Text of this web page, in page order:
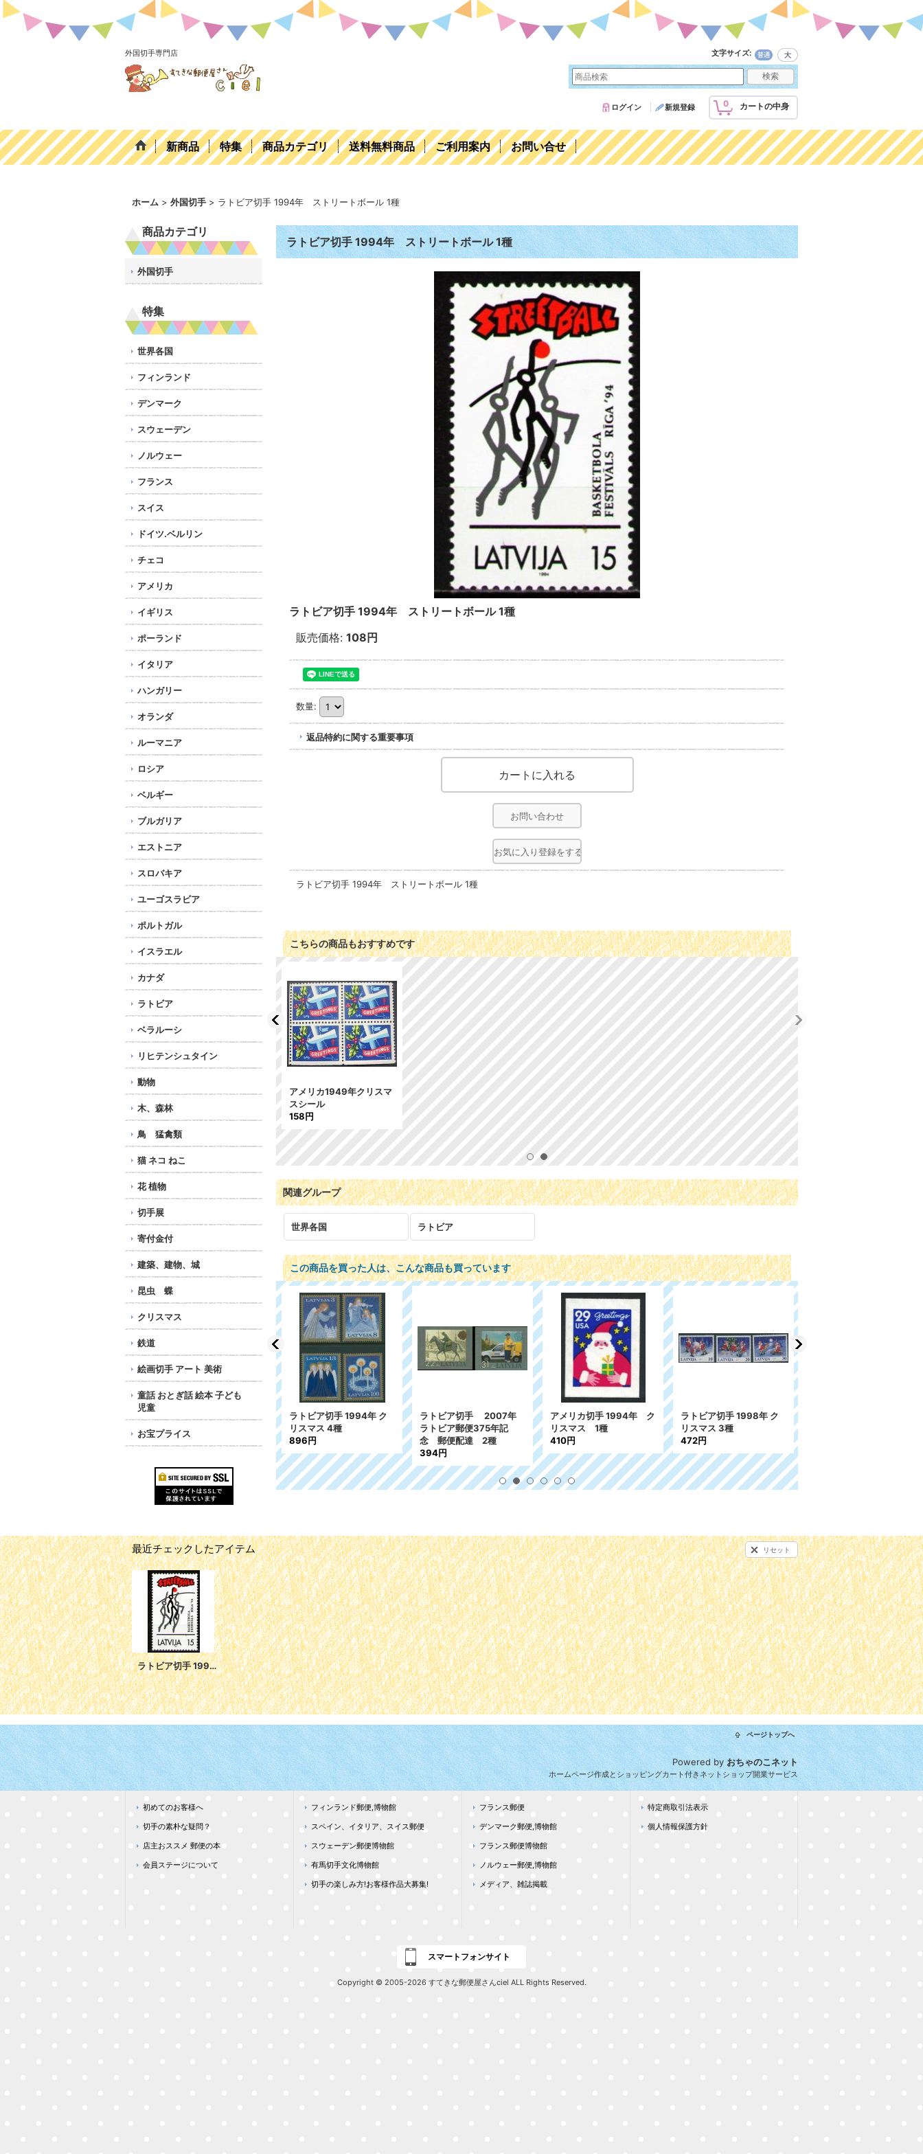
外国切手専門店 文字サイズ:
0 カートの中身
ログイン 新規登録
新商品 特集 商品カテゴリ 送料無料商品 ご利用案内 お問い合せ
ホーム > 外国切手 > ラトビア切手 1994年 ストリートボール 1種
商品カテゴリ
外国切手
特集
世界各国
フィンランド
デンマーク
スウェーデン
ノルウェー
フランス
スイス
ドイツ.ベルリン
チェコ
アメリカ
イギリス
ポーランド
イタリア
ハンガリー
オランダ
ルーマニア
ロシア
ベルギー
ブルガリア
エストニア
スロバキア
ユーゴスラビア
ポルトガル
イスラエル
カナダ
ラトビア
ベラルーシ
リヒテンシュタイン
動物
木、森林
鳥 猛禽類
猫 ネコ ねこ
花 植物
切手展
寄付金付
建築、建物、城
昆虫 蝶
クリスマス
鉄道
絵画切手 アート 美術
童話 おとぎ話 絵本 子ども
児童
お宝プライス
ラトビア切手 1994年 ストリートボール 1種
ラトビア切手 1994年 ストリートボール 1種
販売価格: 108円
数量:
返品特約に関する重要事項
お問い合わせ
お気に入り登録をする
ラトビア切手 1994年 ストリートボール 1種
こちらの商品もおすすめです
アメリカ 1940年 クリス
アメリカ1953年クリスマ
スシール
158円
アメリカ1949年クリスマ
スシール
158円
関連グループ
世界各国 ラトビア
この商品を買った人は、こんな商品も買っています
年 国際家族年 1種
122円
ラトビア切手 1994年 ク
リスマス 4種
896円
ラトビア切手 2007年
ラトビア郵便375年記
念 郵便配達 2種
394円
アメリカ切手 1994年 ク
リスマス 1種
410円
ラトビア切手 1998年 ク
リスマス 3種
472円
最近チェックしたアイテム リセット
ラトビア切手 1994年 ストリートボール 1種
ページトップへ
Powered byおちゃのこネット
ホームページ作成とショッピングカート付きネットショップ開業サービス
初めてのお客様へ
切手の素朴な疑問？
店主おススメ 郵便の本
会員ステージについて
フィンランド郵便,博物館
スペイン、イタリア、スイス郵便
スウェーデン郵便博物館
有馬切手文化博物館
切手の楽しみ方!お客様作品大募集!
フランス郵便
デンマーク郵便,博物館
フランス郵便博物館
ノルウェー郵便,博物館
メディア、雑誌掲載
特定商取引法表示
個人情報保護方針
スマートフォンサイト
Copyright © 2005-2026 すてきな郵便屋さんciel ALL Rights Reserved.